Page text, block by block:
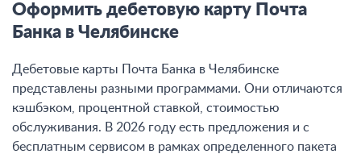
Оформить дебетовую карту Почта
Банка в Челябинске
Дебетовые карты Почта Банка в Челябинске
представлены разными программами. Они отличаются
кэшбэком, процентной ставкой, стоимостью
обслуживания. В 2026 году есть предложения и с
бесплатным сервисом в рамках определенного пакета